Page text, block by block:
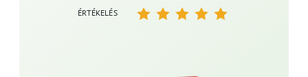
ÉRTÉKELÉS